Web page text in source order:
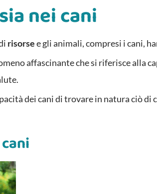
nei cani
risorsee gli animali, compresi i cani,
affascinante che si riferisce alla
dei cani di trovare in natura ciò